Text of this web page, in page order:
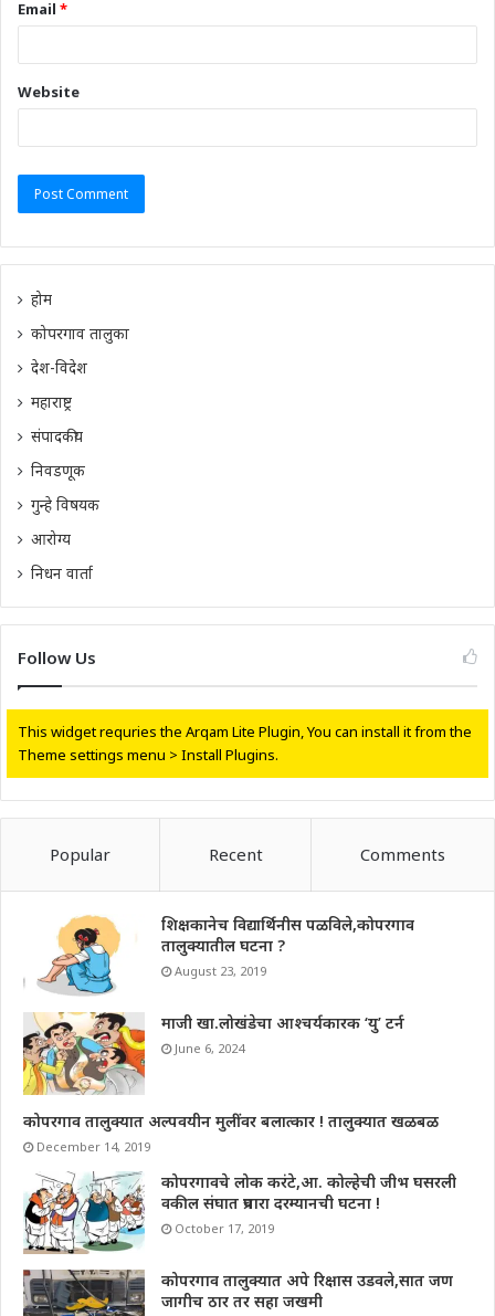
Email *
Website
होम
कोपरगाव तालुका
देश-विदेश
महाराष्ट्र
संपादकीय
निवडणूक
गुन्हे विषयक
आरोग्य
निधन वार्ता
Follow Us
This widget requries the Arqam Lite Plugin, You can install it from the
Theme settings menu > Install Plugins.
Popular Recent Comments
शिक्षकानेच विद्यार्थिनीस पळविले,कोपरगाव
तालुक्यातील घटना ?
August 23, 2019
माजी खा.लोखंडेचा आश्चर्यकारक ‘यु’ टर्न
June 6, 2024
कोपरगाव तालुक्यात अल्पवयीन मुलींवर बलात्कार ! तालुक्यात खळबळ
December 14, 2019
कोपरगावचे लोक करंटे,आ. कोल्हेची जीभ घसरली
वकील संघात प्रचारा दरम्यानची घटना !
October 17, 2019
कोपरगाव तालुक्यात अपे रिक्षास उडवले,सात जण
जागीच ठार तर सहा जखमी